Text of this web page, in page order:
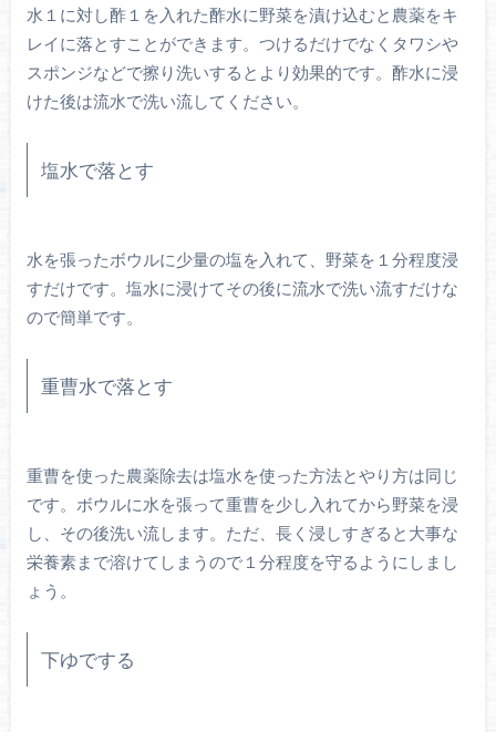
水１に対し酢１を入れた酢水に野菜を漬け込むと農薬をキ
レイに落とすことができます。つけるだけでなくタワシや
スポンジなどで擦り洗いするとより効果的です。酢水に浸
けた後は流水で洗い流してください。
塩水で落とす
水を張ったボウルに少量の塩を入れて、野菜を１分程度浸
すだけです。塩水に浸けてその後に流水で洗い流すだけな
ので簡単です。
重曹水で落とす
重曹を使った農薬除去は塩水を使った方法とやり方は同じ
です。ボウルに水を張って重曹を少し入れてから野菜を浸
し、その後洗い流します。ただ、長く浸しすぎると大事な
栄養素まで溶けてしまうので１分程度を守るようにしまし
ょう。
下ゆでする